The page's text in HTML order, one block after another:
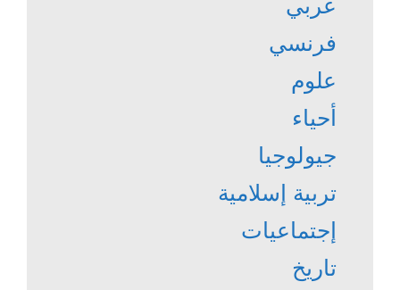
فرنسي
علوم
أحياء
جيولوجيا
تربية إسلامية
إجتماعيات
تاريخ